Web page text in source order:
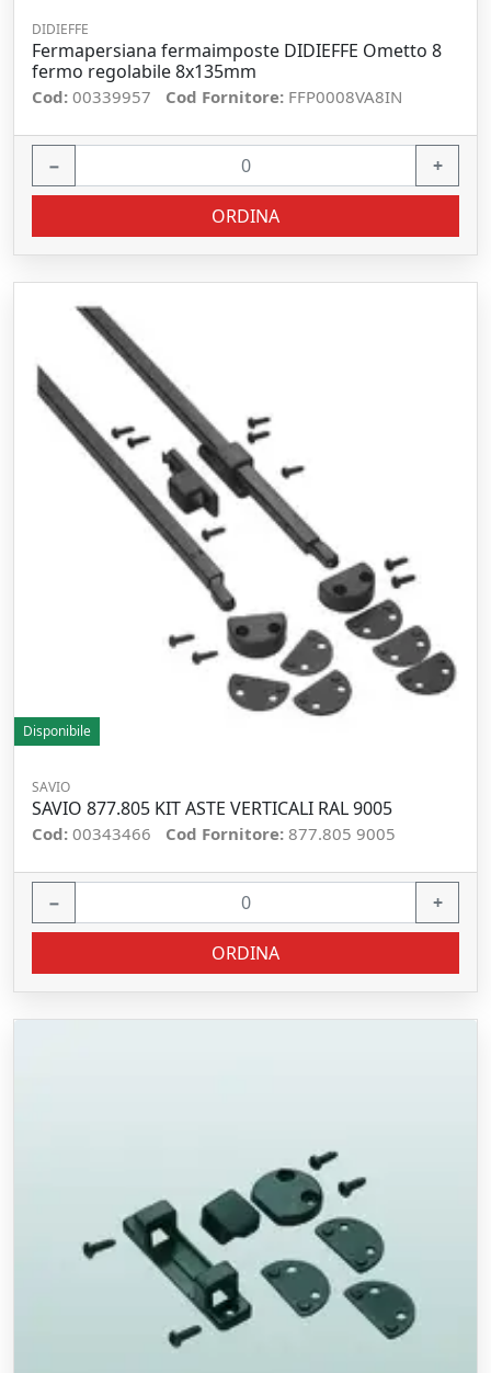
DIDIEFFE
Fermapersiana fermaimposte DIDIEFFE Ometto 8
fermo regolabile 8x135mm
Cod: 00339957 Cod Fornitore: FFP0008VA8IN
− +
ORDINA
Disponibile
SAVIO
SAVIO 877.805 KIT ASTE VERTICALI RAL 9005
Cod: 00343466 Cod Fornitore: 877.805 9005
− +
ORDINA